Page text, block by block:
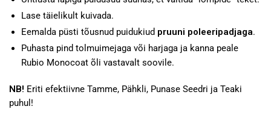
Lase täielikult kuivada.
Eemalda püsti tõusnud puidukiud pruuni poleeripadjaga.
Puhasta pind tolmuimejaga või harjaga ja kanna peale
Rubio Monocoat õli vastavalt soovile.
NB! Eriti efektiivne Tamme, Pähkli, Punase Seedri ja Teaki
puhul!